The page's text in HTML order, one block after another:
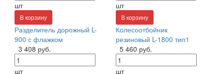
шт
В корзину
шт
В корзину
Разделитель дорожный L-
900 с флажком
3 408 руб.
шт
Колесоотбойник
резиновый L-1800 тип1
5 460 руб.
шт